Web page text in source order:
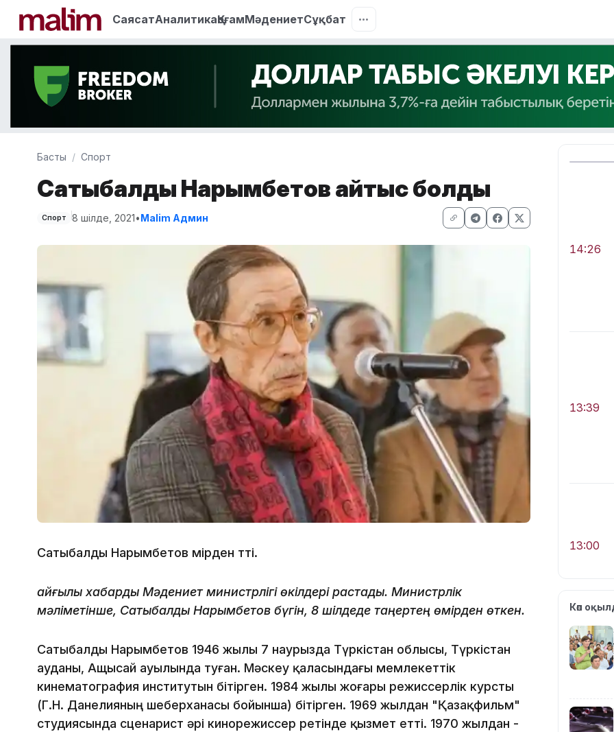
СаясатАналитикаҚоғамМәдениетСұқбат
Басты Спорт
Сатыбалды Нарымбетов қайтыс болды
Спорт 8 шілде, 2021•Malim Админ
Сатыбалды Нарымбетов өмірден өтті.
Қайғылы хабарды Мәдениет министрлігі өкілдері растады. Министрлік
мәліметінше, Сатыбалды Нарымбетов бүгін, 8 шілдеде таңертең өмірден өткен.
Сатыбалды Нарымбетов 1946 жылы 7 наурызда Түркістан облысы, Түркістан
ауданы, Ащысай ауылында туған. Мәскеу қаласындағы мемлекеттік
кинематография институтын бітірген. 1984 жылы жоғары режиссерлік курсты
(Г.Н. Данелияның шеберханасы бойынша) бітірген. 1969 жылдан "Қазақфильм"
студиясында сценарист әрі кинорежиссер ретінде қызмет етті. 1970 жылдан -
14:26
13:39
13:00
12:40
Көп